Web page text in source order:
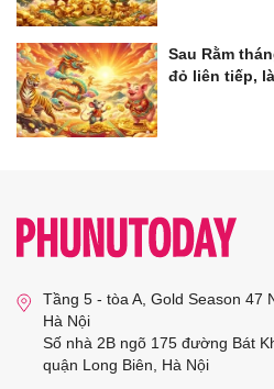
Sau Rằm
đỏ liên tiếp,
Tầng 5 - tòa A, Gold Season 47
Hà Nội
Số nhà 2B ngõ 175 đường Bát
quận Long Biên, Hà Nội